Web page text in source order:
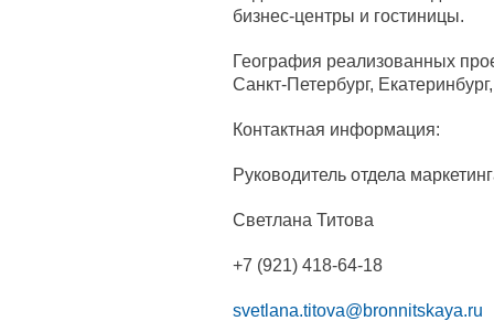
бизнес‑центры и гостиницы.
География реализованных
Санкт‑Петербург,
Контактная информация:
Руководитель отдела
Светлана Титова
+7 (921) 418-64-18
svetlana.titova@bronnitskaya.ru